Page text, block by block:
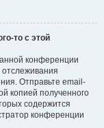
то с этой
конференции
Отправьте email-
копией полученного
содержится
конференции